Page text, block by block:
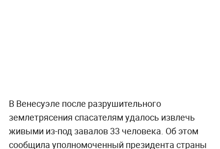
В Венесуэле после разрушительного
землетрясения спасателям удалось извлечь
живыми из-под завалов 33 человека. Об этом
сообщила уполномоченный президента страны